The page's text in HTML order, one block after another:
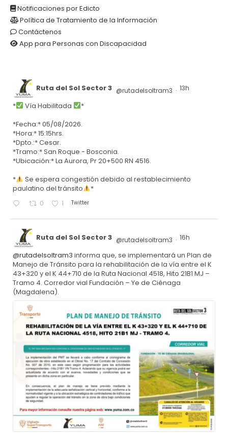
Notificaciones por Edicto
Política de Tratamiento de la Información
Contáctenos
App para Personas con Discapacidad
Ruta del Sol Sector 3 @rutadelsoltram3 · 13h
* Vía Habilitada
*
*Fecha:* 05/08/2026.
*Hora:* 15:15hrs.
*Dpto.:* Cesar.
*Tramo:* San Roque - Bosconia.
*Ubicación:* La Aurora, Pr 20+500 RN 4516.
*
Se espera congestión debido al restablecimiento
paulatino del tránsito
*
0 1 Twitter
Ruta del Sol Sector 3 @rutadelsoltram3 · 16h
@rutadelsoltram3 informa que, se implementará un Plan de
Manejo de Tránsito para la rehabilitación de la vía entre el K
43+320 y el K 44+710 de la Ruta Nacional 4518, Hito 21B1 MJ –
Tramo 4. Corredor vial Fundación – Ye de Ciénaga
(Magdalena).